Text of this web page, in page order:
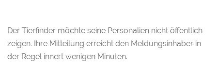
Der Tierfinder möchte seine Personalien nicht öffentlich
zeigen. Ihre Mitteilung erreicht den Meldungsinhaber in
der Regel innert wenigen Minuten.